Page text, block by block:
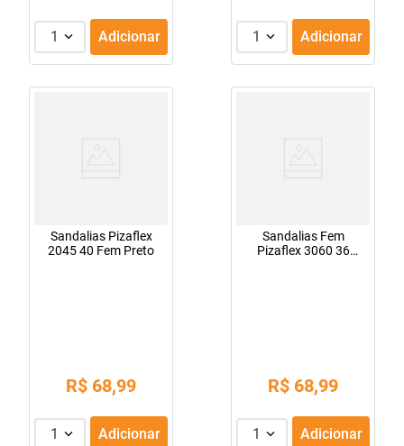
1 Adicionar 1 Adicionar
Sandalias Pizaflex
2045 40 Fem Preto
R$ 68,99
1 Adicionar
Sandalias Fem
Pizaflex 3060 36
R$ 68,99
1 Adicionar